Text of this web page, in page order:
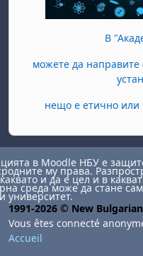
В
можете да направите
нещо е етично или
в Moodle НБУ е
му права.
и да е цел и в
среда може да стане
университет.
1991-2026 © New
Vous êtes connecté
Accueil